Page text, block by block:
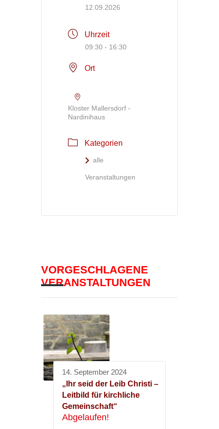
12.09.2026
Uhrzeit
09:30 - 16:30
Ort
Kloster Mallersdorf -
Nardinihaus
Kategorien
alle
Veranstaltungen
VORGESCHLAGENE
VERANSTALTUNGEN
14. September 2024
„Ihr seid der Leib Christi –
Leitbild für kirchliche
Gemeinschaft“
Abgelaufen!